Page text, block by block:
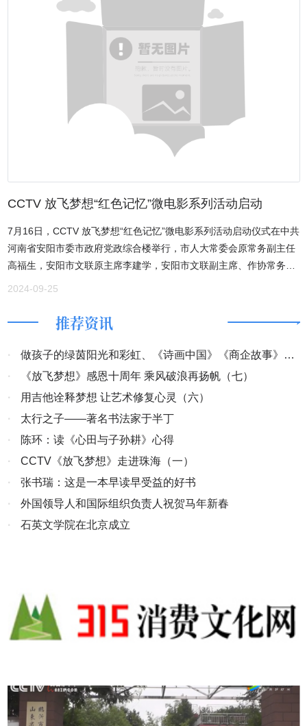
推荐资讯
·
做孩子的绿茵阳光和彩虹、《诗画中国》《商企故事》开
机
·
《放飞梦想》感恩十周年 乘风破浪再扬帆（七）
·
用吉他诠释梦想 让艺术修复心灵（六）
·
太行之子——著名书法家于半丁
·
陈环：读《心田与子孙耕》心得
·
CCTV《放飞梦想》走进珠海（一）
·
张书瑞：这是一本早读早受益的好书
·
外国领导人和国际组织负责人祝贺马年新春
·
石英文学院在北京成立
一座集道教文化、自然风光、旅游休闲为一体的综合性旅游景区，是
心，领略自然之美，感悟传统文化之魅力，也可以在这里参拜道观，
祈福祈愿。在未来，九龙山将继续丰富景区内的设施和服务，为更多
游客打造更为优质的旅游体验。关于九龙山的传说《九龙孝母》文/姬
云——安阳民间传说安阳西部水冶正南二公里，有一座风景秀丽的九
龙山，寺庙辉煌，香烟缭绕，三面环山，一面临水，巍峨壮观，人称
安阳八大景之一——龙山积雪。何谓龙山积雪？其一，是说春节过
后，当春暖花开春回大地之时，九龙山北坡直到阳春三月，还是白雪
的雪中显现，雾霭升腾，缥缥缈缈，胜似仙境。西晋著名文学家左思
倬诡，物产之魁殊。或名奇而见称，或实异而可书。生生之所常厚，
渊。——《魏都赋》）。由此可知，九龙山美景盛名之久远。其二，
下，远看，仍像是一坡白雪未化，格外引人注目。九龙山有如此之奇
山呈九龙环拱之势而得名，也因了这里有一个美丽的传说。何谓龙山
积雪？是说春节过后，当春暖花开春回大地之时，而九龙山北坡却还
是白雪皑皑，寒气逼人，即便是雪化之后，夏天满坡的银白色山石，
远看仍像是一坡白雪，格外引人注目。那么，此山何谓九龙，这里有
嫁之前别说自由恋爱，甚至不许与陌生人随意交谈。可是，任何时
候，爱与被爱是男女青年之天性，一些勇敢者会冲破思想牢笼，大胆
求爱。话说漳河南岸某村，有一对男女青年，相互爱慕经常私自约
会，引起村人纷纷议论，说他俩不守规矩伤风败俗，女方父母感到十
花，本没有与相爱男青年发生什么事，她心里又气又恨，但又无法辩
花姑娘生下九条小龙，看到九条小龙，活泼可爱，她又惊又喜，于是
把这九天小龙养在一个河湾。而自己躲进山里住到了一个山洞里，终
年以采摘山果和山上寺庙里的零星贡品为食，常常饥寒交迫，病痛交
五男四女 ，来到母亲所住山洞，跪在母亲面前，求母亲收为义子义
女，把母亲认作干娘。而后， 他们百般孝敬母亲，男儿们负责给母亲
在山顶盖了房屋，打了水井，在山腰开垦了田园，植树养花，耕种庄
道中国人民在中国共产党的领导下展开的英勇顽强的斗争，中国才取
得了胜利。事实证明，中国人民是不可战胜的。 CCTV放飞梦想“红色
记忆”微电影中原区总导演靳长顺说，咱们这次微电影无论是演员，还
是摄影师，都是无偿自愿参加的。虽然演员都不是专业的，但是，通
革命先驱的英勇付出，更加珍惜当前的美好生活。让普通人都能够实
现自己的影视梦想，学习红色历史，体验影视拍摄。 CCTV放飞梦
想“红色记忆”微电影制片人林膑表示：拍摄红色历史微电影，非常适
合现在“学史”，这是咱们中国共产党领导咱们全国人民抗日战争的光
今后这种拍摄将会常态化开展，以这个教育人民更爱祖国更珍惜现在
的幸福生活。 在党的二十大即将召开之际，为铭记光辉历史，传承红
化网影视频道、北京写作学会文化艺术促进会、315消费文化网影视
频道联合打造，安阳市影视家协会全力技术支持的“红色记忆”系列微
电影。围绕“走好第一方阵 我为二十大做贡献”为主题，号召广大文艺
爱好者创作出更多优秀作品，用镜头讲好红色故事，传播红色文化。
CCTV 放飞梦想“红色记忆”微电影系列活动启动
7月16日，CCTV 放飞梦想“红色记忆”微电影系列活动启动仪式在中共
河南省安阳市委市政府党政综合楼举行，市人大常委会原常务副主任
高福生，安阳市文联原主席李建学，安阳市文联副主席、作协常务副
主席、市职工作家协会主席张艾敏，安阳市影视家协会副会长兼秘书
想》栏目组总监、北京写作学会文化艺术促进会执行主席、中华现代
文学艺术促进会执行主席林膑主持。 在党的二十大即将召开之际，为
铭记光辉历史，传承红色基因。CCTV《放飞梦想》栏目组、CCTV丝
路之约、中国现代文化网影视频道、北京写作学会文化艺术促进会、
315消费文化网影视频道、安阳市影视家协会联合打造“红色记忆”系列
微电影。围绕“走好第一方阵 我为二十大做贡献”为主题，号召广大文
艺爱好者创作出更多优秀作品，用镜头讲好红色故事，传播红色文
化。题材来源于中原大地的红色历史，寻找、挖掘中原大地的红色资
源。让普通人都能够实现自己的影视梦想，学习红色历史，体验影视
2024-09-25